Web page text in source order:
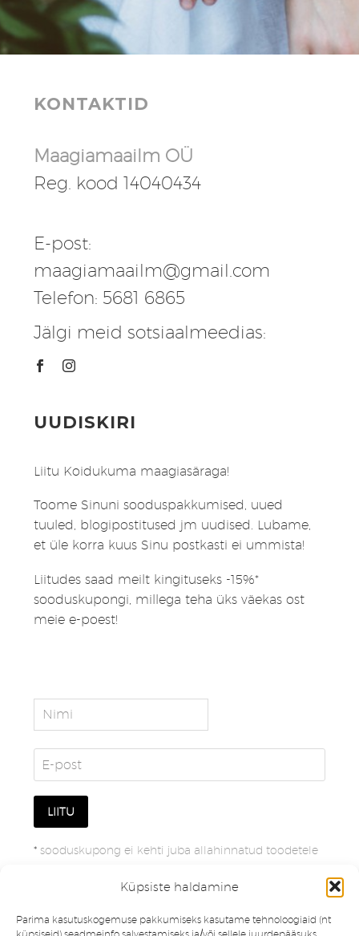
Küpsiste haldamine
Parima kasutuskogemuse pakkumiseks kasutame tehnoloogiaid (nt
KONTAKTID
Maagiamaailm OÜ
Reg. kood 14040434
E-post:
maagiamaailm@gmail.com
Telefon: 5681 6865
Jälgi meid sotsiaalmeedias:
UUDISKIRI
Liitu Koidukuma maagiasäraga!
Toome Sinuni sooduspakkumised, uued
tuuled, blogipostitused jm uudised. Lubame,
et üle korra kuus Sinu postkasti ei ummista!
Liitudes saad meilt kingituseks -15%*
sooduskupongi, millega teha üks väekas ost
meie e-poest!
* sooduskupong ei kehti juba allahinnatud toodetele